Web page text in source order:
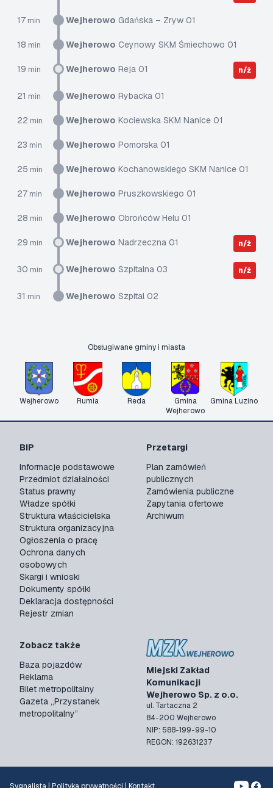
17 min Wejherowo Gdańska – Zryw 01
18 min Wejherowo Ceynowy SKM Śmiechowo 01
19 min Wejherowo Reja 01 n/ż
21 min Wejherowo Rybacka 01
22 min Wejherowo Kociewska SKM Nanice 01
23 min Wejherowo Pomorska 01
25 min Wejherowo Kochanowskiego SKM Nanice 01
27 min Wejherowo Pruszkowskiego 01
28 min Wejherowo Obrońców Helu 01
29 min Wejherowo Nadrzeczna 01 n/ż
30 min Wejherowo Szpitalna 03 n/ż
31 min Wejherowo Szpital 02
Obsługiwane gminy i miasta
Wejherowo Rumia Reda
Gmina
Wejherowo
Gmina Luzino
Miejski Zakład
Komunikacji
Wejherowo Sp. z o.o.
ul. Tartaczna 2
84-200 Wejherowo
NIP: 588-199-99-10
REGON: 192631237
BIP
Informacje podstawowe
Przedmiot działalności
Status prawny
Władze spółki
Struktura właścicielska
Struktura organizacyjna
Ogłoszenia o pracę
Ochrona danych
osobowych
Skargi i wnioski
Dokumenty spółki
Deklaracja dostępności
Rejestr zmian
Przetargi
Plan zamówień
publicznych
Zamówienia publiczne
Zapytania ofertowe
Archiwum
Zobacz także
Baza pojazdów
Reklama
Bilet metropolitalny
Gazeta „Przystanek
metropolitalny”